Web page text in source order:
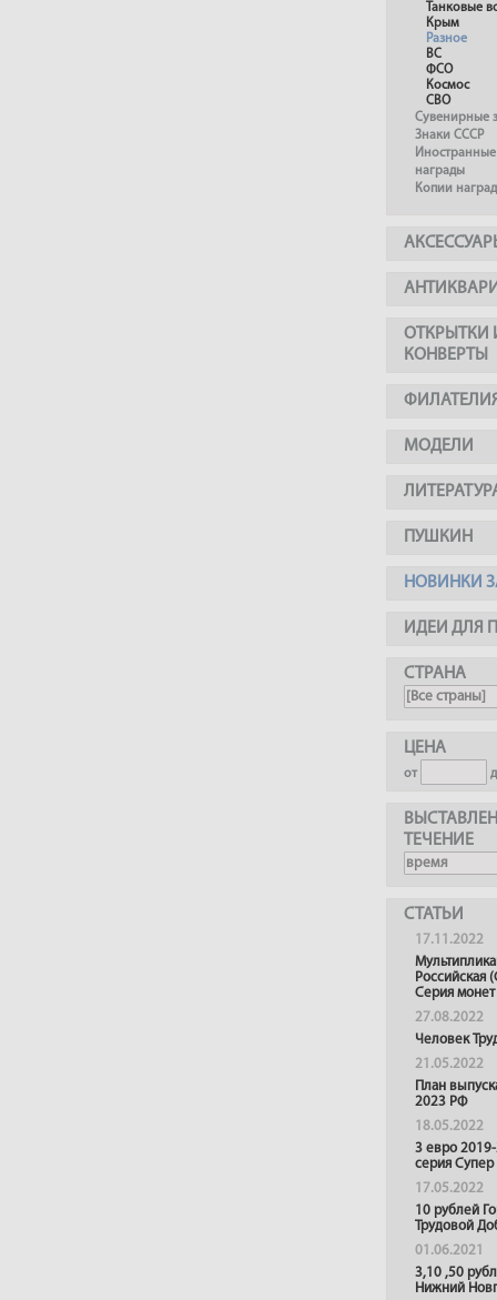
Танковые
Крым
Разное
ВС
ФСО
Космос
СВО
Сувенирные
Знаки СССР
награды
Копии
ОТКРЫТКИ
КОНВЕРТЫ
МОДЕЛИ
ПУШКИН
НОВИНКИ
ИДЕИ ДЛЯ
СТРАНА
ЦЕНА
от
ТЕЧЕНИЕ
СТАТЬИ
17.11.2022
Российская
Серия монет
27.08.2022
Человек
21.05.2022
План
2023 РФ
18.05.2022
3 евро
серия
17.05.2022
10 рублей
Трудовой
01.06.2021
3,10 ,50
Нижний